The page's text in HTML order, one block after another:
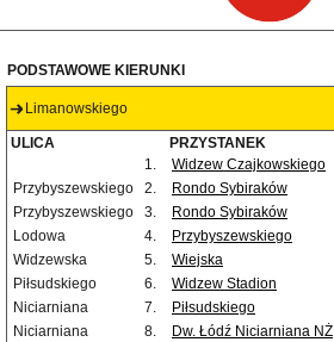
PODSTAWOWE KIERUNKI
Limanowskiego
ULICA PRZYSTANEK
1.
Widzew Czajkowskiego
Przybyszewskiego
2. Rondo Sybiraków
Przybyszewskiego
3. Rondo Sybiraków
Lodowa
4. Przybyszewskiego
Widzewska
5. Wiejska
Piłsudskiego
6. Widzew Stadion
Niciarniana
7. Piłsudskiego
Niciarniana
8. Dw. Łódź Niciarniana NŻ